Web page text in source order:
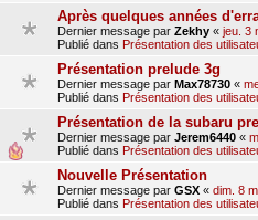
Après quelques années
Dernier message par Zekhy « jeu. 3
Publié dans Présentation des
Présentation prelude 3g
Dernier message par Max78730 «
Publié dans Présentation des
Présentation de la subaru
Dernier message par Jerem6440 «
Publié dans Présentation des
Nouvelle Présentation
Dernier message par GSX « dim. 8
Publié dans Présentation des